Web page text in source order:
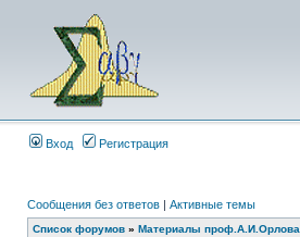
Вход Регистрация
Сообщения без ответов | Активные темы
Список форумов » Материалы проф.А.И.Орлова